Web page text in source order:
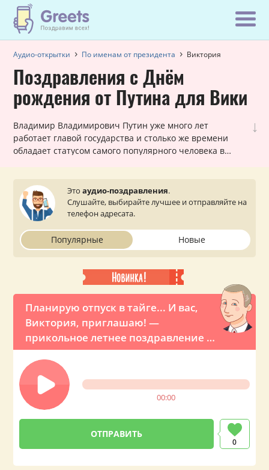
Аудио-открытки По именам от президента Виктория
Поздравления с Днём
рождения от Путина для Вики
↓
Владимир Владимирович Путин уже много лет
работает главой государства и столько же времени
обладает статусом самого популярного человека в
рождения, всегда в топе самых заказываемых именных
поздравлений. Они всегда уникальны для каждой
женщины и оставляют очень приятное впечатление.
статус (по желанию) и звонок от президента поступит
на телефон вашей близкой или знакомой Виктории.
Этоаудио-поздравления.
Слушайте, выбирайте лучшее и отправляйте на
телефон адресата.
Популярные Новые
Планирую отпуск в тайге... И вас,
Виктория, приглашаю! —
прикольное летнее поздравление от
Путина
00:00
0